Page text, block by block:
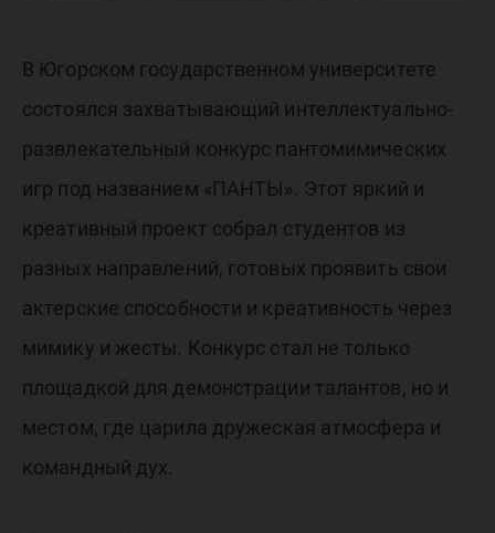
В Югорском государственном университете
состоялся захватывающий интеллектуально-
развлекательный конкурс пантомимических
игр под названием «ПАНТЫ». Этот яркий и
креативный проект собрал студентов из
разных направлений, готовых проявить свои
актерские способности и креативность через
мимику и жесты. Конкурс стал не только
площадкой для демонстрации талантов, но и
местом, где царила дружеская атмосфера и
командный дух.